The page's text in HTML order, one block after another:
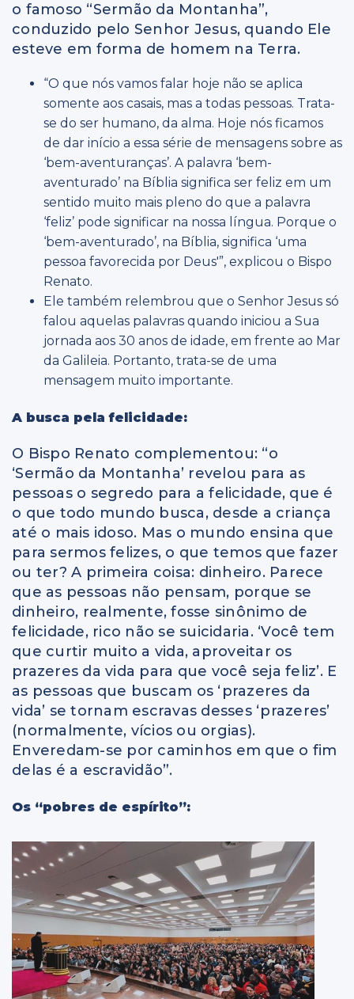
o famoso “Sermão da Montanha”,
conduzido pelo Senhor Jesus, quando Ele
esteve em forma de homem na Terra.
“O que nós vamos falar hoje não se aplica
somente aos casais, mas a todas pessoas. Trata-
se do ser humano, da alma. Hoje nós ficamos
de dar início a essa série de mensagens sobre as
‘bem-aventuranças’. A palavra ‘bem-
aventurado’ na Bíblia significa ser feliz em um
sentido muito mais pleno do que a palavra
‘feliz’ pode significar na nossa língua. Porque o
‘bem-aventurado’, na Bíblia, significa ‘uma
pessoa favorecida por Deus'”, explicou o Bispo
Renato.
Ele também relembrou que o Senhor Jesus só
falou aquelas palavras quando iniciou a Sua
jornada aos 30 anos de idade, em frente ao Mar
da Galileia. Portanto, trata-se de uma
mensagem muito importante.
A busca pela felicidade:
O Bispo Renato complementou: “o
‘Sermão da Montanha’ revelou para as
pessoas o segredo para a felicidade, que é
o que todo mundo busca, desde a criança
até o mais idoso. Mas o mundo ensina que
para sermos felizes, o que temos que fazer
ou ter? A primeira coisa: dinheiro. Parece
que as pessoas não pensam, porque se
dinheiro, realmente, fosse sinônimo de
felicidade, rico não se suicidaria. ‘Você tem
que curtir muito a vida, aproveitar os
prazeres da vida para que você seja feliz’. E
as pessoas que buscam os ‘prazeres da
vida’ se tornam escravas desses ‘prazeres’
(normalmente, vícios ou orgias).
Enveredam-se por caminhos em que o fim
delas é a escravidão”.
Os “pobres de espírito”: